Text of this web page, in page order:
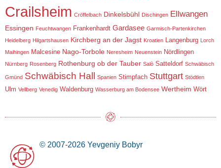
Crailsheim Cröffelbach Dinkelsbühl Dischingen Ellwangen
Essingen Feuchtwangen Frankenhardt Gardasee Garmisch-Partenkirchen
Heidelberg Hilgartshausen Kirchberg an der Jagst Kroatien Langenburg Lorch
Maihingen Malcesine Nago-Torbole Neresheim Neuenstein Nördlingen
Nürnberg Rosenberg Rothenburg ob der Tauber Salò Satteldorf Schwäbisch
Gmünd Schwäbisch Hall Spanien Stimpfach Stuttgart Stödtlen
Ulm Vellberg Venedig Waldenburg Wasserburg am Bodensee Wertheim Wört
© 2007-2026 Yevgeniy Bobyr